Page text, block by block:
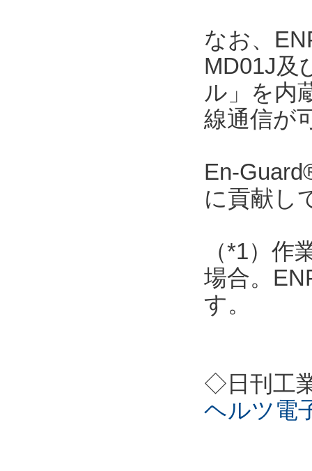
なお、
MD01J及
ル」を内
線通信が
En-
に貢献し
（*1）
場合。
す。
◇日刊工
ヘルツ電